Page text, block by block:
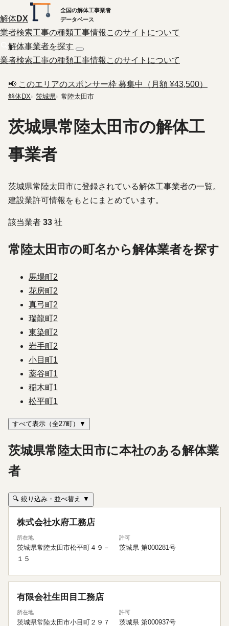
解体DX
全国の解体工事業者
データベース
業者検索工事の種類工事情報 このサイトについて
解体事業者を探す
業者検索工事の種類工事情報 このサイトについて
📢 このエリアのスポンサー枠 募集中（月額 ¥43,500）
解体DX 茨城県 常陸太田市
茨城県常陸太田市の解体工
事業者
茨城県常陸太田市に登録されている解体工事業者の一覧。
建設業許可情報をもとにまとめています。
該当業者 33 社
常陸太田市の町名から解体業者を探す
馬場町2
花房町2
真弓町2
瑞龍町2
東染町2
岩手町2
小目町1
薬谷町1
稲木町1
松平町1
すべて表示（全27町）▼
茨城県常陸太田市に本社のある解体業
者
🔍 絞り込み・並べ替え ▼
株式会社水府工務店
所在地
茨城県常陸太田市松平町４９－
１５
許可
茨城県 第000281号
有限会社生田目工務店
所在地
茨城県常陸太田市小目町２９７
許可
茨城県 第000937号